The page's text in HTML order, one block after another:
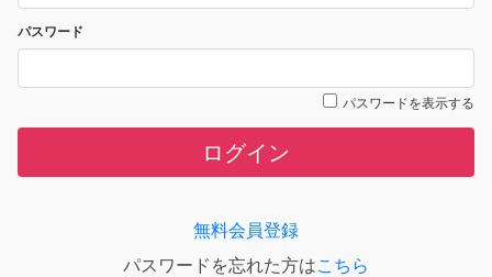
パスワード
パスワードを表示する
ログイン
無料会員登録
パスワードを忘れた方はこちら